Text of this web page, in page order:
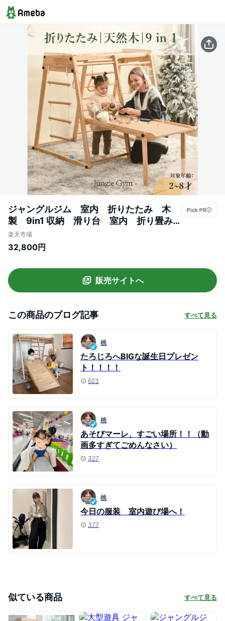
ジャングルジム 室内 折りたたみ 木
製 9in1 収納 滑り台 室内 折り畳み
大型遊具 天然木 室内ジム 遊具 室内遊
具 すべり台 屋内 家庭用 子供 キッ
ゃ
楽天市場
32,800円
販売サイトへ
この商品のブログ記事 すべて見る
桃
たろじろへBIGな誕生日プレゼン
ト！！！！
623
桃
あそびマーレ、すごい場所！！（動
画多すぎてごめんなさい）
327
桃
今日の服装 室内遊び場へ！
377
似ている商品 すべて見る